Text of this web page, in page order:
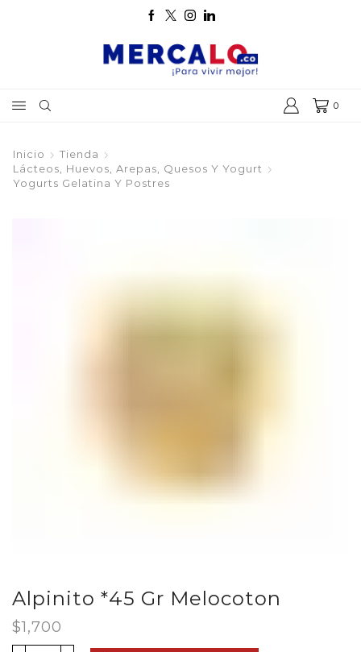
0
Inicio
Tienda
Lácteos, Huevos, Arepas, Quesos Y Yogurt
Yogurts Gelatina Y Postres
Alpinito *45 Gr Melocoton
$1,700